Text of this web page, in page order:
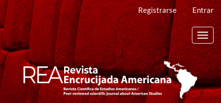
Navegación
principal
Contenido
principal
Barra
lateral
Registrarse Entrar